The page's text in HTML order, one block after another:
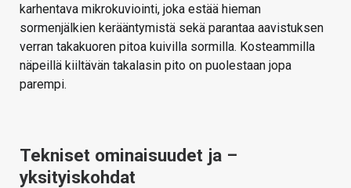
karhentava mikrokuviointi, joka estää hieman
sormenjälkien kerääntymistä sekä parantaa aavistuksen
verran takakuoren pitoa kuivilla sormilla. Kosteammilla
näpeillä kiiltävän takalasin pito on puolestaan jopa
parempi.
Tekniset ominaisuudet ja –
yksityiskohdat